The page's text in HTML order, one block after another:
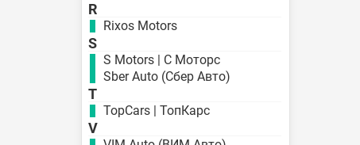
R
Rixos Motors
S
S Motors | С Моторс
Sber Auto (Сбер Авто)
T
TopCars | ТопКарс
V